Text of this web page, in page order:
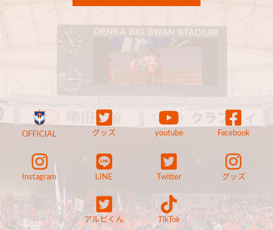
OFFICIAL グッズ youtube Facebook
Instagram LINE Twitter グッズ
アルビくん TikTok